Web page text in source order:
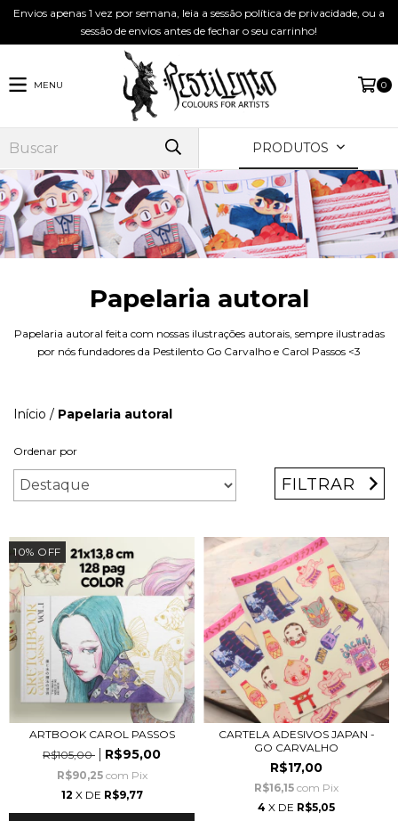
Envios apenas 1 vez por semana, leia a sessão política de privacidade, ou a
sessão de envios antes de fechar o seu carrinho!
MENU 0
PRODUTOS
Papelaria autoral
Papelaria autoral feita com nossas ilustrações autorais, sempre ilustradas
por nós fundadores da Pestilento Go Carvalho e Carol Passos <3
Início / Papelaria autoral
Ordenar por
FILTRAR
10% OFF
ARTBOOK CAROL PASSOS
R$105,00
R$95,00
R$90,25 com Pix
12 X DE R$9,77
CARTELA ADESIVOS JAPAN -
GO CARVALHO
R$17,00
R$16,15 com Pix
4 X DE R$5,05